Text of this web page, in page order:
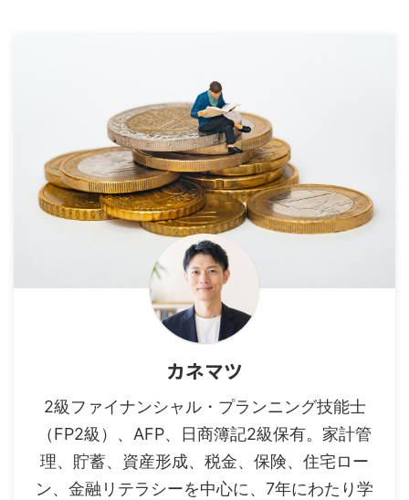
カネマツ
2級ファイナンシャル・プランニング技能士
（FP2級）、AFP、日商簿記2級保有。家計管
理、貯蓄、資産形成、税金、保険、住宅ロー
ン、金融リテラシーを中心に、7年にわたり学